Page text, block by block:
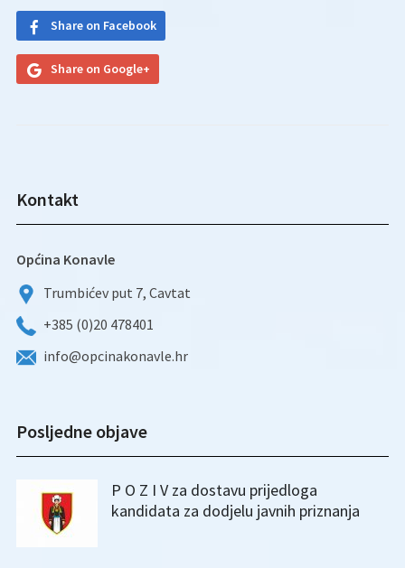
Share on Facebook
Share on Google+
Kontakt
Općina Konavle
Trumbićev put 7, Cavtat
+385 (0)20 478401
info@opcinakonavle.hr
Posljedne objave
P O Z I V za dostavu prijedloga
kandidata za dodjelu javnih priznanja